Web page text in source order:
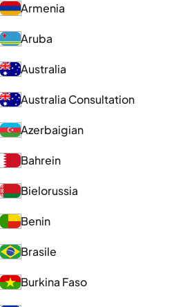
Armenia
Aruba
Australia
Australia Consultation
Azerbaigian
Bahrein
Bielorussia
Benin
Brasile
Burkina Faso